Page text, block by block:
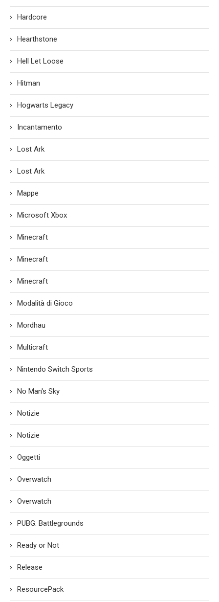
Hardcore
Hearthstone
Hell Let Loose
Hitman
Hogwarts Legacy
Incantamento
Lost Ark
Lost Ark
Mappe
Microsoft Xbox
Minecraft
Minecraft
Minecraft
Modalità di Gioco
Mordhau
Multicraft
Nintendo Switch Sports
No Man's Sky
Notizie
Notizie
Oggetti
Overwatch
Overwatch
PUBG: Battlegrounds
Ready or Not
Release
ResourcePack